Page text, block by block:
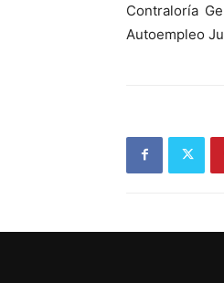
Contraloría
Autoempleo